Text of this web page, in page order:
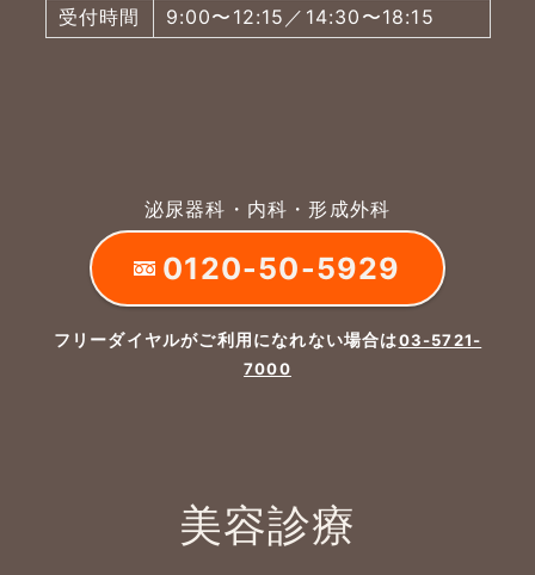
受付時間
9:00〜12:15／14:30〜18:15
泌尿器科・内科・形成外科
0120-50-5929
フリーダイヤルがご利用になれない場合は03-5721-
7000
美容診療